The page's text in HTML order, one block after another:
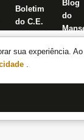
sua experiência.
.
Boletim
do C.E.
Blog
do